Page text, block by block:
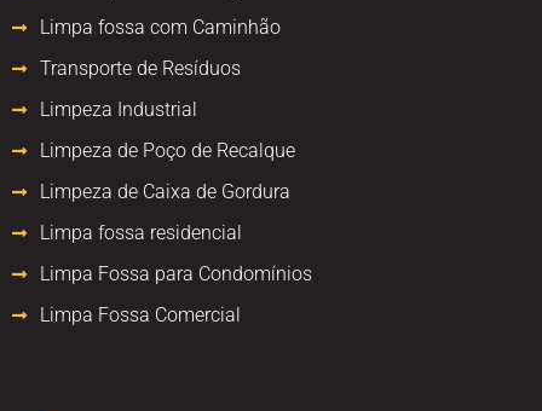
Limpa fossa com Caminhão
Transporte de Resíduos
Limpeza Industrial
Limpeza de Poço de Recalque
Limpeza de Caixa de Gordura
Limpa fossa residencial
Limpa Fossa para Condomínios
Limpa Fossa Comercial